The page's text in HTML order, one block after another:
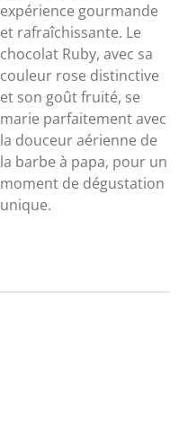
expérience gourmande
et rafraîchissante. Le
chocolat Ruby, avec sa
couleur rose distinctive
et son goût fruité, se
marie parfaitement avec
la douceur aérienne de
la barbe à papa, pour un
moment de dégustation
unique.